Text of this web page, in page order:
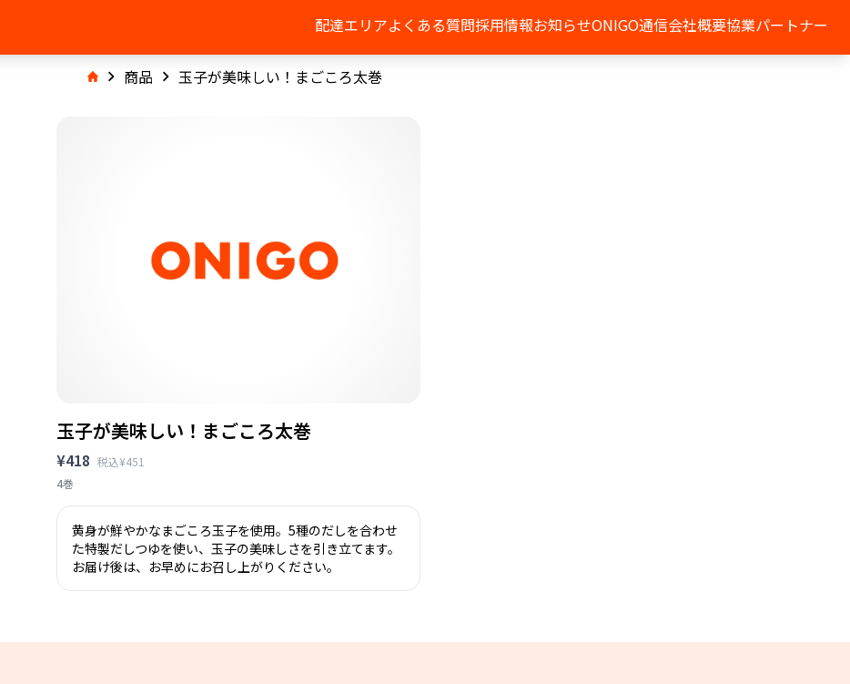
配達エリアよくある質問採用情報お知らせONIGO通信会社概要協業パートナー
商品 玉子が美味しい！まごころ太巻
玉子が美味しい！まごころ太巻
¥418 税込¥451
4巻
黄身が鮮やかなまごころ玉子を使用。5種のだしを合わせ
た特製だしつゆを使い、玉子の美味しさを引き立てます。
お届け後は、お早めにお召し上がりください。